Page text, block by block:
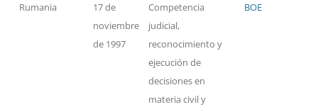
Rumania
17 de
noviembre
de 1997
Competencia
judicial,
reconocimiento y
ejecución de
decisiones en
materia civil y
BOE